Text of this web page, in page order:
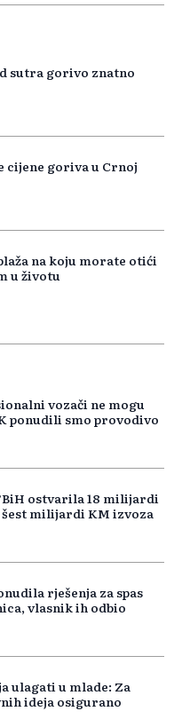
sutra gorivo znatno
cijene goriva u Crnoj
na koju morate otići
u životu
vozači ne mogu
ponudili smo provodivo
ostvarila 18 milijardi
milijardi KM izvoza
rješenja za spas
vlasnik ih odbio
ulagati u mlade: Za
ideja osigurano